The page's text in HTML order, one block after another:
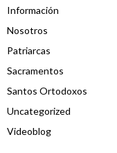
Información
Nosotros
Patriarcas
Sacramentos
Santos Ortodoxos
Uncategorized
Videoblog